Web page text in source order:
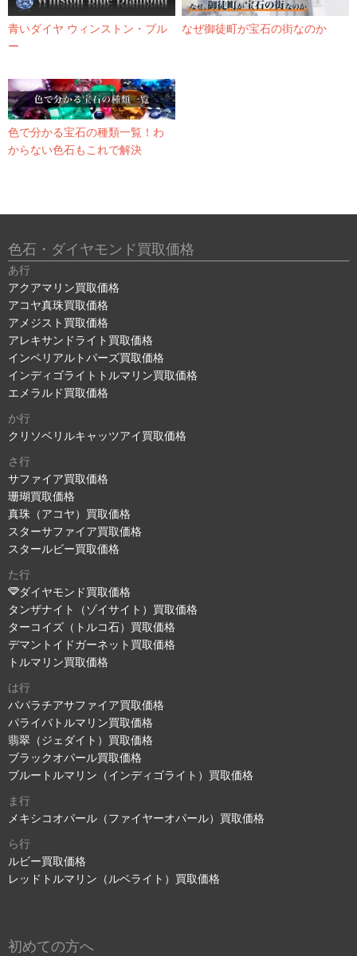
青いダイヤ ウィンストン・ブル
ー
なぜ御徒町が宝石の街なのか
色で分かる宝石の種類一覧！わ
からない色石もこれで解決
色石・ダイヤモンド買取価格
あ行
アクアマリン買取価格
アコヤ真珠買取価格
アメジスト買取価格
アレキサンドライト買取価格
インペリアルトパーズ買取価格
インディゴライトトルマリン買取価格
エメラルド買取価格
か行
クリソベリルキャッツアイ買取価格
さ行
サファイア買取価格
珊瑚買取価格
真珠（アコヤ）買取価格
スターサファイア買取価格
スタールビー買取価格
た行
ダイヤモンド買取価格
タンザナイト（ゾイサイト）買取価格
ターコイズ（トルコ石）買取価格
デマントイドガーネット買取価格
トルマリン買取価格
は行
パパラチアサファイア買取価格
パライバトルマリン買取価格
翡翠（ジェダイト）買取価格
ブラックオパール買取価格
ブルートルマリン（インディゴライト）買取価格
ま行
メキシコオパール（ファイヤーオパール）買取価格
ら行
ルビー買取価格
レッドトルマリン（ルベライト）買取価格
初めての方へ